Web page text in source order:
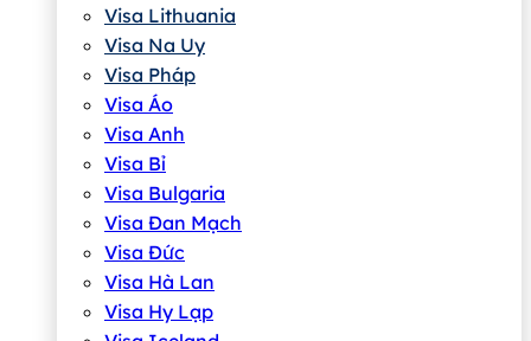
Visa Lithuania
Visa Na Uy
Visa Pháp
Visa Áo
Visa Anh
Visa Bỉ
Visa Bulgaria
Visa Đan Mạch
Visa Đức
Visa Hà Lan
Visa Hy Lạp